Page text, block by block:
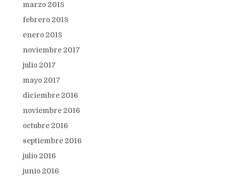
marzo 2018
febrero 2018
enero 2018
noviembre 2017
julio 2017
mayo 2017
diciembre 2016
noviembre 2016
octubre 2016
septiembre 2016
julio 2016
junio 2016